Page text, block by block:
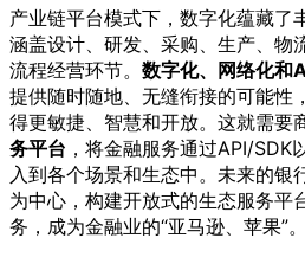
产业链平台模式下，数字化蕴藏了
涵盖设计、研发、采购、生产、物
流程经营环节。 数字化、网络化和
提供随时随地、无缝衔接的可能性
得更敏捷、智慧和开放。这就需要
务平台 ，将金融服务通过API/SDK
入到各个场景和生态中。未来的银
为中心，构建开放式的生态服务平
务，成为金融业的“亚马逊、苹果”。